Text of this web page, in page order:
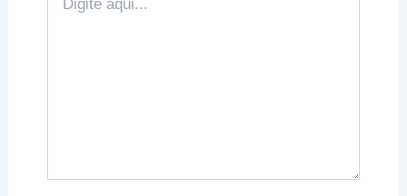
aqui...